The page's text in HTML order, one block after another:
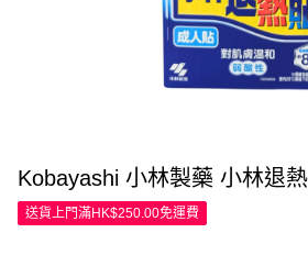
Kobayashi 小林製藥 小林退
送貨上門滿HK$250.00免運費